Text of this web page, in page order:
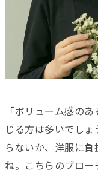
「ボリューム感の
じる方は多いでし
らないか、洋服に
ね。こちらのブロ